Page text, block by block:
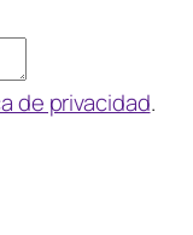
de privacidad.